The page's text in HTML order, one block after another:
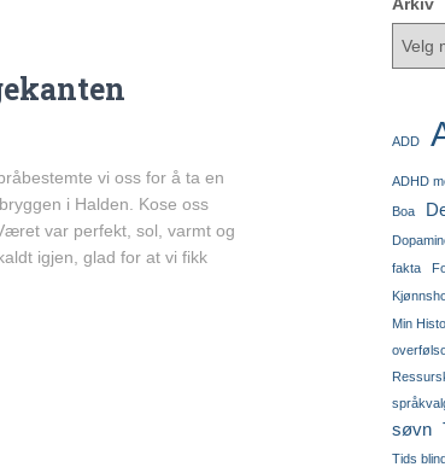
vi oss for å ta en
i Halden. Kose oss
var perfekt, sol, varmt og
igjen, glad for at vi fikk
ADD
ADHD
Boa
fakta
Min
søvn
Tids